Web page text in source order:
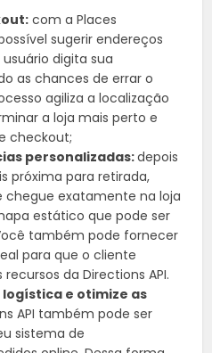
com a Places
sugerir endereços
digita sua
as chances de errar o
agiliza a localização
a loja mais perto e
checkout;
personalizadas:depois
próxima para retirada,
chegue exatamente na loja
estático que pode ser
também pode fornecer
para que o cliente
da Directions API.
logística e otimize as
API também pode ser
sistema de